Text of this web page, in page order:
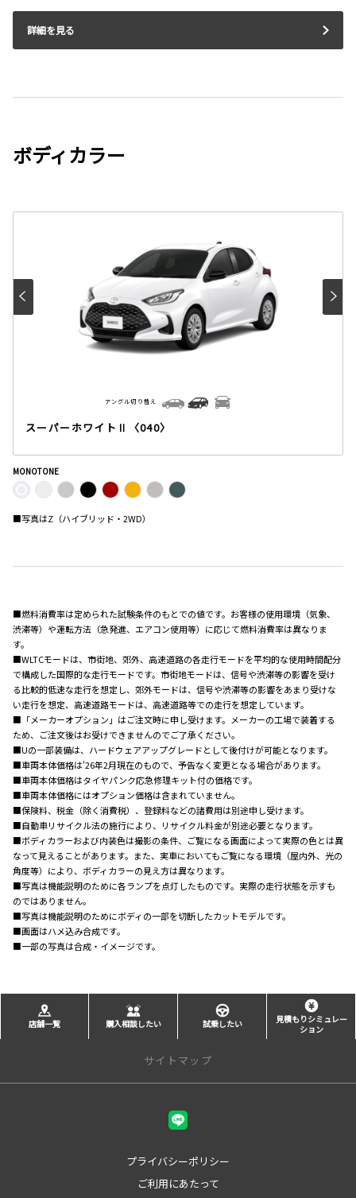
詳細を見る
ボディカラー
スーパーホワイトⅡ〈040〉
アングル切り替え
MONOTONE
■写真はZ（ハイブリッド・2WD）
■燃料消費率は定められた試験条件のもとでの値です。お客様の使用環境（気象、
渋滞等）や運転方法（急発進、エアコン使用等）に応じて燃料消費率は異なりま
す。
■WLTCモードは、市街地、郊外、高速道路の各走行モードを平均的な使用時間配分
で構成した国際的な走行モードです。市街地モードは、信号や渋滞等の影響を受け
る比較的低速な走行を想定し、郊外モードは、信号や渋滞等の影響をあまり受けな
い走行を想定、高速道路モードは、高速道路等での走行を想定しています。
■「メーカーオプション」はご注文時に申し受けます。メーカーの工場で装着する
ため、ご注文後はお受けできませんのでご了承ください。
■Uの一部装備は、ハードウェアアップグレードとして後付けが可能となります。
■車両本体価格は'26年2月現在のもので、予告なく変更となる場合があります。
■車両本体価格はタイヤパンク応急修理キット付の価格です。
■車両本体価格にはオプション価格は含まれていません。
■保険料、税金（除く消費税）、登録料などの諸費用は別途申し受けます。
■自動車リサイクル法の施行により、リサイクル料金が別途必要となります。
■ボディカラーおよび内装色は撮影の条件、ご覧になる画面によって実際の色とは異
なって見えることがあります。また、実車においてもご覧になる環境（屋内外、光の
角度等）により、ボディカラーの見え方は異なります。
■写真は機能説明のために各ランプを点灯したものです。実際の走行状態を示すも
のではありません。
■写真は機能説明のためにボディの一部を切断したカットモデルです。
■画面はハメ込み合成です。
■一部の写真は合成・イメージです。
店舗一覧 購入相談したい 試乗したい
見積もりシミュレー
ション
サイトマップ
プライバシーポリシー
ご利用にあたって